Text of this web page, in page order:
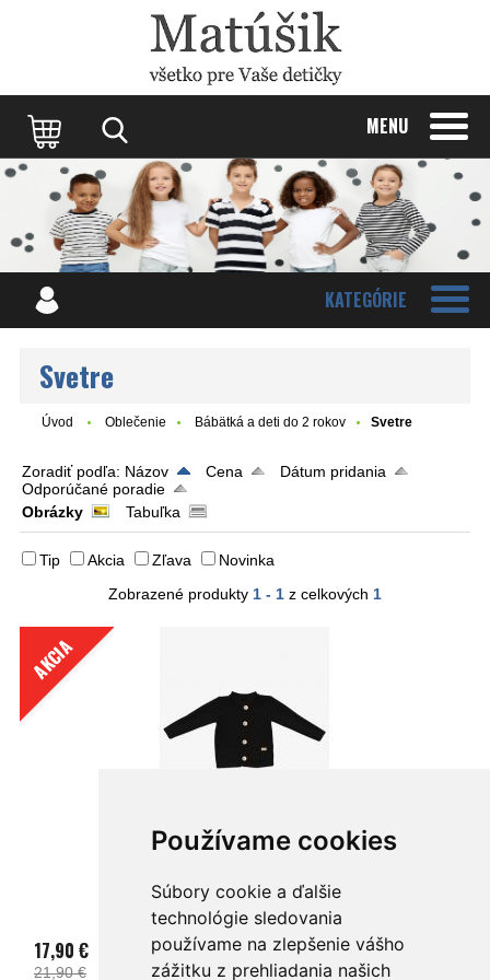
Používame cookies
Súbory cookie a ďalšie
technológie sledovania
používame na zlepšenie vášho
zážitku z prehliadania našich
MENU
KATEGÓRIE
Svetre
Úvod Oblečenie Bábätká a deti do 2 rokov Svetre
Zoradiť podľa: Názov Cena
Dátum pridania
Odporúčané poradie
Obrázky
Tabuľka
Tip Akcia Zľava
Novinka
Zobrazené produkty 1 - 1 z celkových 1
AKCIA
17,90 €
21,90 €
Update cookies preferences